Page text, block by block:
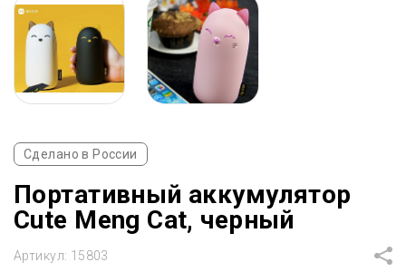
Сделано в России
Портативный аккумулятор
Cute Meng Cat, черный
Артикул: 15803